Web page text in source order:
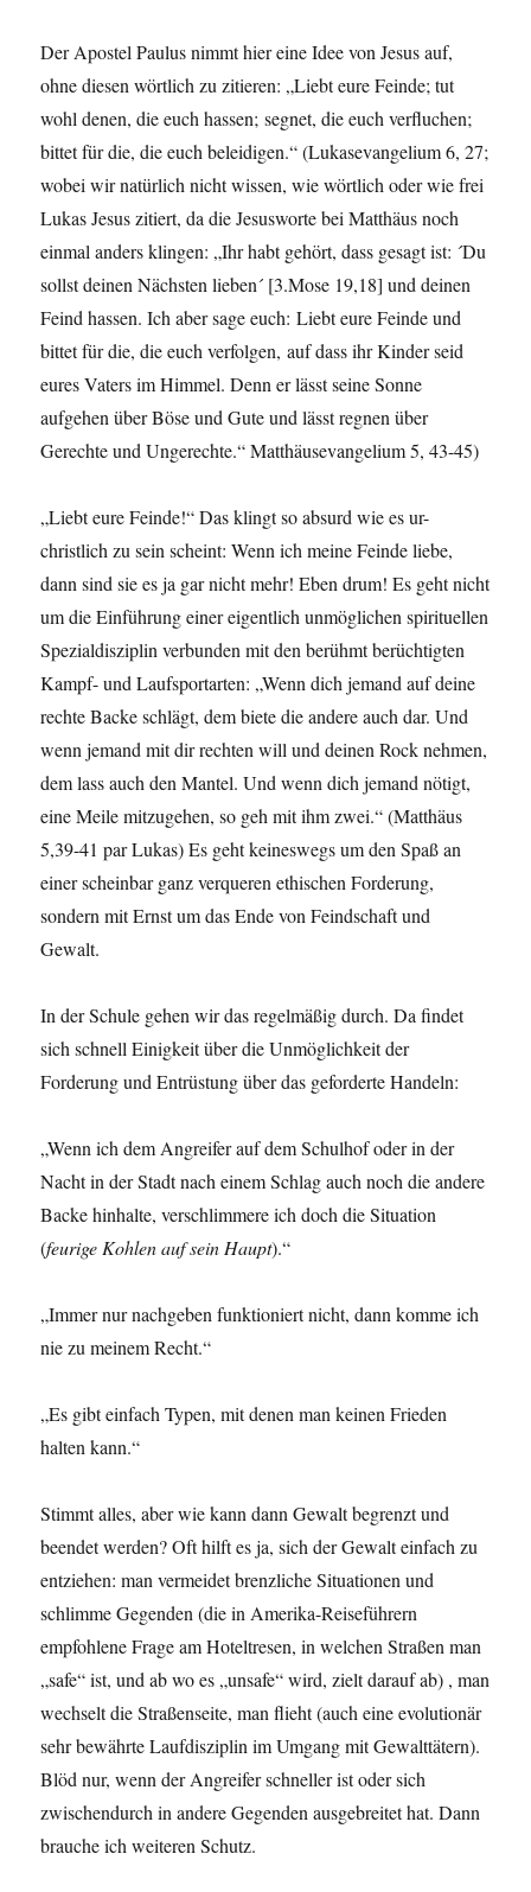
Der Apostel Paulus nimmt hier eine Idee von Jesus auf,
ohne diesen wörtlich zu zitieren: „Liebt eure Feinde; tut
wohl denen, die euch hassen; segnet, die euch verfluchen;
bittet für die, die euch beleidigen.“ (Lukasevangelium 6, 27;
wobei wir natürlich nicht wissen, wie wörtlich oder wie frei
Lukas Jesus zitiert, da die Jesusworte bei Matthäus noch
einmal anders klingen: „Ihr habt gehört, dass gesagt ist: ´Du
sollst deinen Nächsten lieben´ [3.Mose 19,18] und deinen
Feind hassen. Ich aber sage euch: Liebt eure Feinde und
bittet für die, die euch verfolgen, auf dass ihr Kinder seid
eures Vaters im Himmel. Denn er lässt seine Sonne
aufgehen über Böse und Gute und lässt regnen über
Gerechte und Ungerechte.“ Matthäusevangelium 5, 43-45)
„Liebt eure Feinde!“ Das klingt so absurd wie es ur-
christlich zu sein scheint: Wenn ich meine Feinde liebe,
dann sind sie es ja gar nicht mehr! Eben drum! Es geht nicht
um die Einführung einer eigentlich unmöglichen spirituellen
Spezialdisziplin verbunden mit den berühmt berüchtigten
Kampf- und Laufsportarten: „Wenn dich jemand auf deine
rechte Backe schlägt, dem biete die andere auch dar. Und
wenn jemand mit dir rechten will und deinen Rock nehmen,
dem lass auch den Mantel. Und wenn dich jemand nötigt,
eine Meile mitzugehen, so geh mit ihm zwei.“ (Matthäus
5,39-41 par Lukas) Es geht keineswegs um den Spaß an
einer scheinbar ganz verqueren ethischen Forderung,
sondern mit Ernst um das Ende von Feindschaft und
Gewalt.
In der Schule gehen wir das regelmäßig durch. Da findet
sich schnell Einigkeit über die Unmöglichkeit der
Forderung und Entrüstung über das geforderte Handeln:
„Wenn ich dem Angreifer auf dem Schulhof oder in der
Nacht in der Stadt nach einem Schlag auch noch die andere
Backe hinhalte, verschlimmere ich doch die Situation
(feurige Kohlen auf sein Haupt).“
„Immer nur nachgeben funktioniert nicht, dann komme ich
nie zu meinem Recht.“
„Es gibt einfach Typen, mit denen man keinen Frieden
halten kann.“
Stimmt alles, aber wie kann dann Gewalt begrenzt und
beendet werden? Oft hilft es ja, sich der Gewalt einfach zu
entziehen: man vermeidet brenzliche Situationen und
schlimme Gegenden (die in Amerika-Reiseführern
empfohlene Frage am Hoteltresen, in welchen Straßen man
„safe“ ist, und ab wo es „unsafe“ wird, zielt darauf ab) , man
wechselt die Straßenseite, man flieht (auch eine evolutionär
sehr bewährte Laufdisziplin im Umgang mit Gewalttätern).
Blöd nur, wenn der Angreifer schneller ist oder sich
zwischendurch in andere Gegenden ausgebreitet hat. Dann
brauche ich weiteren Schutz.